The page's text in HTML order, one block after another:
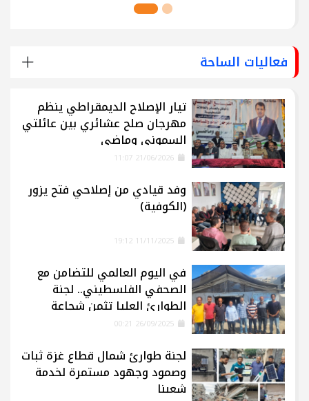
فعاليات الساحة
تيار الإصلاح الديمقراطي ينظم
مهرجان صلح عشائري بين عائلتي
السموني وماضي
وفد قيادي من إصلاحي فتح يزور
(الكوفية)
في اليوم العالمي للتضامن مع
الصحفي الفلسطيني.. لجنة
الطوارئ العليا تثمن شجاعة
الإعلاميين في غزة
لجنة طوارئ شمال قطاع غزة ثبات
وصمود وجهود مستمرة لخدمة
شعبنا